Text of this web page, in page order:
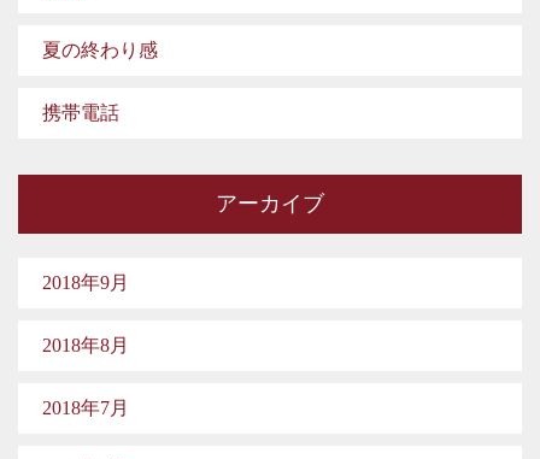
夏の終わり感
携帯電話
アーカイブ
2018年9月
2018年8月
2018年7月